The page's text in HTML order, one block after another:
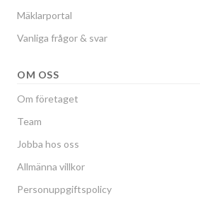
Mäklarportal
Vanliga frågor & svar
OM OSS
Om företaget
Team
Jobba hos oss
Allmänna villkor
Personuppgiftspolicy